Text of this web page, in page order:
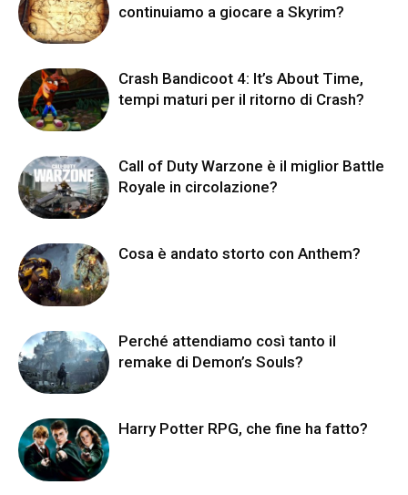
continuiamo a giocare a Skyrim?
Crash Bandicoot 4: It’s About Time,
tempi maturi per il ritorno di Crash?
Call of Duty Warzone è il miglior Battle
Royale in circolazione?
Cosa è andato storto con Anthem?
Perché attendiamo così tanto il
remake di Demon’s Souls?
Harry Potter RPG, che fine ha fatto?